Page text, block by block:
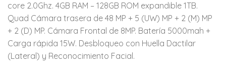
core 2.0Ghz. 4GB RAM – 128GB ROM expandible 1TB.
Quad Cámara trasera de 48 MP + 5 (UW) MP + 2 (M) MP
+ 2 (D) MP. Cámara Frontal de 8MP. Batería 5000mah +
Carga rápida 15W. Desbloqueo con Huella Dactilar
(Lateral) y Reconocimiento Facial.